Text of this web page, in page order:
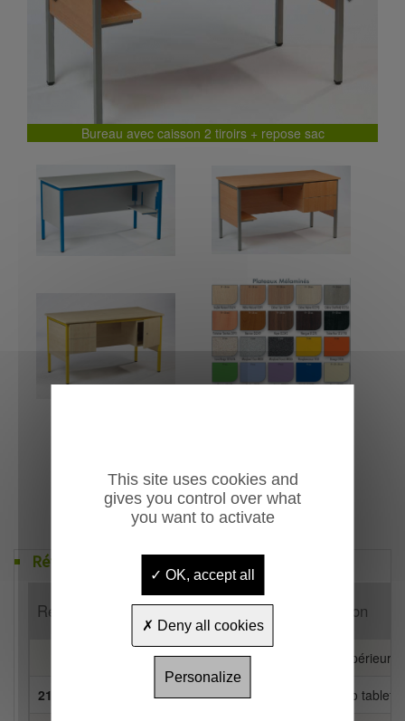
Bureau avec caisson 2 tiroirs + repose sac
Références
Référence Désignation
Prix pour montant total Ht supérieur
2103C0762 Bureau de professeur Mindanao
This site uses cookies and
gives you control over what
you want to activate
OK, accept all
Deny all cookies
Personalize